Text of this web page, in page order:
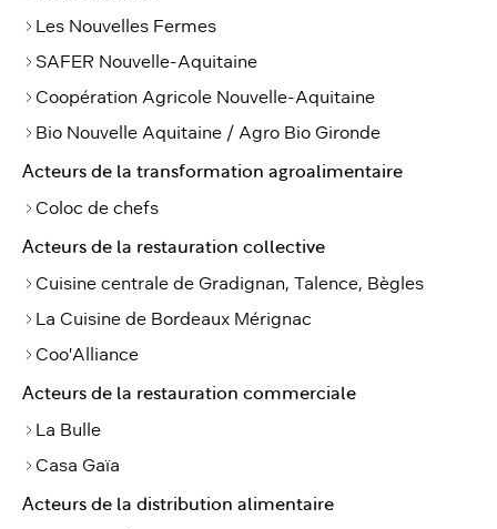
Les Nouvelles Fermes
SAFER Nouvelle-Aquitaine
Coopération Agricole Nouvelle-Aquitaine
Bio Nouvelle Aquitaine / Agro Bio Gironde
Acteurs de la transformation agroalimentaire
Coloc de chefs
Acteurs de la restauration collective
Cuisine centrale de Gradignan, Talence, Bègles
La Cuisine de Bordeaux Mérignac
Coo'Alliance
Acteurs de la restauration commerciale
La Bulle
Casa Gaïa
Acteurs de la distribution alimentaire